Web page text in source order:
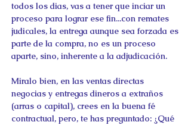
todos los dias, vas a tener que inciar un
proceso para lograr ese fin...con remates
judicales, la entrega aunque sea forzada es
parte de la compra, no es un proceso
aparte, sino, inherente a la adjudicación.
Miralo bien, en las ventas directas
negocias y entregas dineros a extraños
(arras o capital), crees en la buena fé
contractual, pero, te has preguntado: ¿Qué